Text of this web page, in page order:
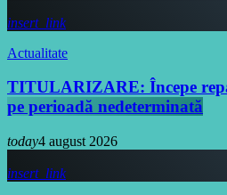
insert_link
Actualitate
TITULARIZARE: Începe
pe perioadă nedeterminată
today4 august 2026
insert_link